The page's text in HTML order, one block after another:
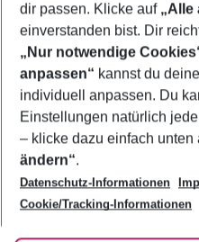
Footer
Footer navigation
Über uns
AGB
Bestpreisgarantie
Cookie-Einstellungen ändern
Cookie-Richtlinie
Agenturbetreuung
Barrierefreies Reisen
Folge uns
dir passen. Klicke auf „Alle
einverstanden bist. Dir
„Nur notwendige
anpassen“ kannst du
individuell anpassen. Du
Einstellungen natürlich
– klicke dazu einfach unten
ändern“.
Datenschutz-Informationen
Cookie/Tracking-Informationen